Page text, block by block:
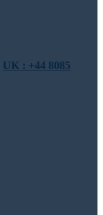
UK : +44 8085